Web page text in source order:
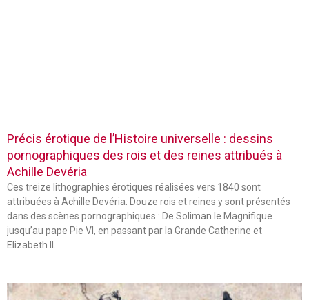
Précis érotique de l’Histoire universelle : dessins
pornographiques des rois et des reines attribués à
Achille Devéria
Ces treize lithographies érotiques réalisées vers 1840 sont
attribuées à Achille Devéria. Douze rois et reines y sont présentés
dans des scènes pornographiques : De Soliman le Magnifique
jusqu’au pape Pie VI, en passant par la Grande Catherine et
Elizabeth II.